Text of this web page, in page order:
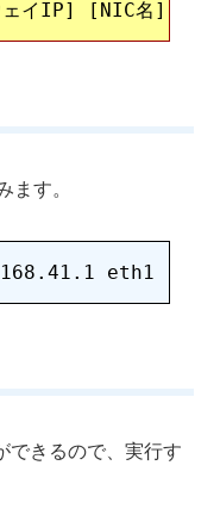
ます。
できるので、実行す